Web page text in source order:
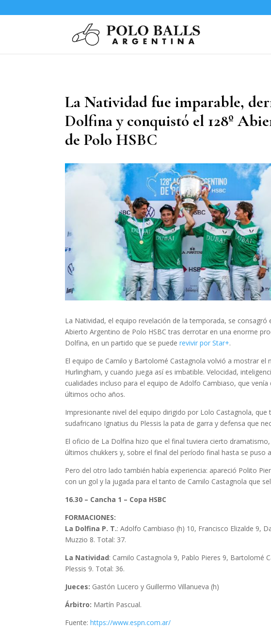
La Natividad fue imparable,
Dolfina y conquistó el 128º
de Polo HSBC
La Natividad, el equipo revelación de la temporada, se consagró
Abierto Argentino de Polo HSBC tras derrotar en una enorme
Dolfina, en un partido que se puederevivir por Star+.
El equipo de Camilo y Bartolomé Castagnola volvió a mostrar el
Hurlingham, y cuando juega así es imbatible. Velocidad,
cualidades incluso para el equipo de Adolfo Cambiaso, que
últimos ocho años.
Impresionante nivel del equipo dirigido por Lolo Castagnola, que
sudafricano Ignatius du Plessis la pata de garra y defensa que
El oficio de La Dolfina hizo que el final tuviera cierto
últimos chukkers y, sobre el final del período final hasta se puso
Pero del otro lado también había experiencia: apareció Polito
con un gol y la jugada para el tanto de Camilo Castagnola que
16.30 – Cancha 1 – Copa HSBC
FORMACIONES:
La Dolfina P. T.: Adolfo Cambiaso (h) 10, Francisco Elizalde 9,
Muzzio 8. Total: 37.
La Natividad: Camilo Castagnola 9, Pablo Pieres 9, Bartolomé
Plessis 9. Total: 36.
Jueces: Gastón Lucero y Guillermo Villanueva (h)
Árbitro: Martín Pascual.
Fuente:https://www.espn.com.ar/